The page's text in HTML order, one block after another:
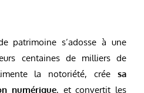
patrimoine s’adosse à une
centaines de milliers de
la notoriété, crée sa
numérique, et convertit les